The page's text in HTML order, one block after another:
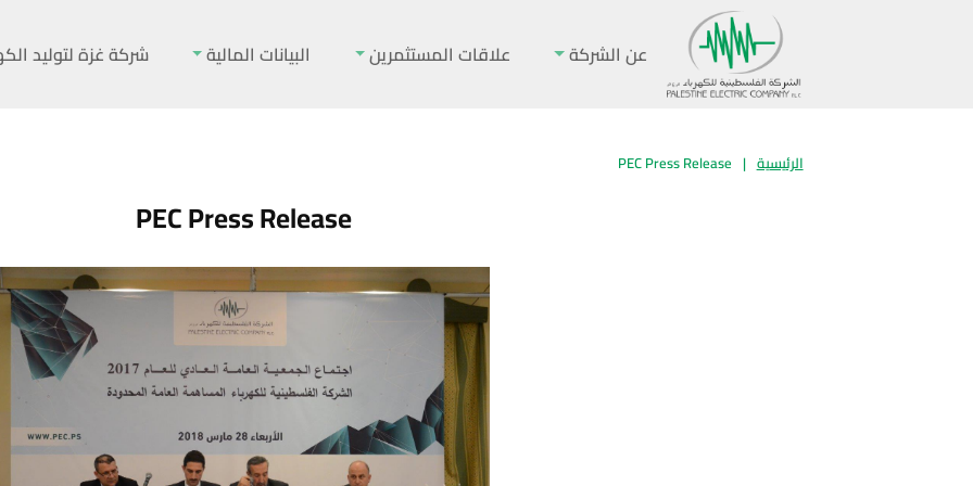
عن الشركة علاقات المستثمرين البيانات المالية شركة غزة لتوليد
الرئيسية |
PEC Press Release
PEC Press Release